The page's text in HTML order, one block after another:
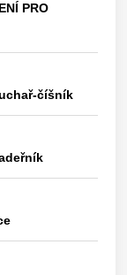
PRO
číšník